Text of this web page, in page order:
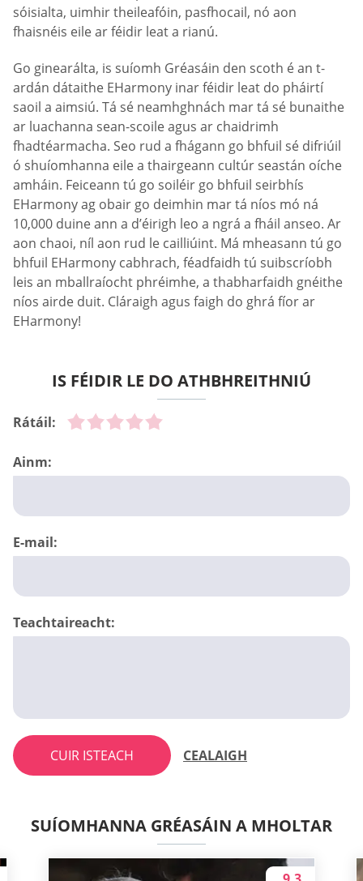
sóisialta, uimhir theileafóin, pasfhocail, nó aon
fhaisnéis eile ar féidir leat a rianú.
Go ginearálta, is suíomh Gréasáin den scoth é an t-
ardán dátaithe EHarmony inar féidir leat do pháirtí
saoil a aimsiú. Tá sé neamhghnách mar tá sé bunaithe
ar luachanna sean-scoile agus ar chaidrimh
fhadtéarmacha. Seo rud a fhágann go bhfuil sé difriúil
ó shuíomhanna eile a thairgeann cultúr seastán oíche
amháin. Feiceann tú go soiléir go bhfuil seirbhís
EHarmony ag obair go deimhin mar tá níos mó ná
10,000 duine ann a d’éirigh leo a ngrá a fháil anseo. Ar
aon chaoi, níl aon rud le cailliúint. Má mheasann tú go
bhfuil EHarmony cabhrach, féadfaidh tú suibscríobh
leis an mballraíocht phréimhe, a thabharfaidh gnéithe
níos airde duit. Cláraigh agus faigh do ghrá fíor ar
EHarmony!
IS FÉIDIR LE DO ATHBHREITHNIÚ
Rátáil:
Ainm:
E-mail:
Teachtaireacht:
CUIR ISTEACH CEALAIGH
SUÍOMHANNA GRÉASÁIN A MHOLTAR